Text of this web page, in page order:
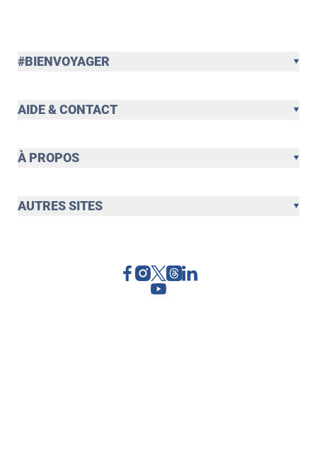
#BIENVOYAGER
AIDE & CONTACT
À PROPOS
AUTRES SITES